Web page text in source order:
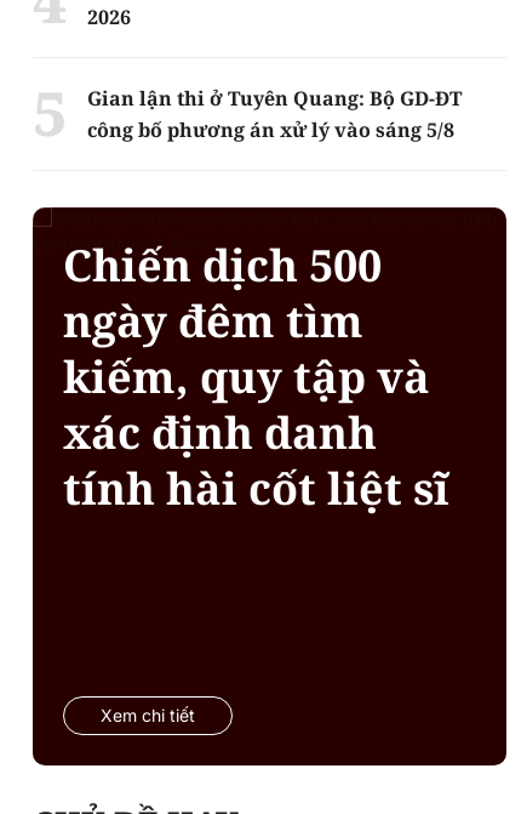
2026
Gian lận thi ở Tuyên Quang: Bộ GD-ĐT
công bố phương án xử lý vào sáng 5/8
Chiến dịch 500
ngày đêm tìm
kiếm, quy tập và
xác định danh
tính hài cốt liệt sĩ
Xem chi tiết